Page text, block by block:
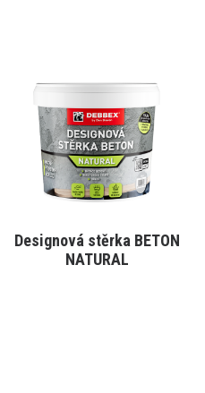
VYBRAT VARIANTU
variant.
Varianty
vybrat
Designová stěrka BETON
NATURAL